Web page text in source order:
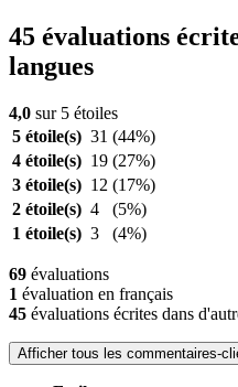
45 évaluations
langues
4,0 sur 5 étoiles
5 étoile(s) 31 (44%)
4 étoile(s) 19 (27%)
3 étoile(s) 12 (17%)
2 étoile(s) 4
(5%)
1 étoile(s) 3 (4%)
69 évaluations
1 évaluation en français
45 évaluations écrites dans
Afficher tous les commentaires-